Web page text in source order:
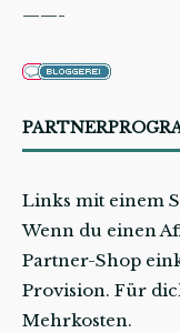
——-
Links mit einem
Wenn du einen
Partner-Shop
Provision. Für
Mehrkosten.